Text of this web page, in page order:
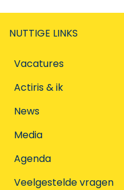
NUTTIGE LINKS
Vacatures
Actiris & ik
News
Media
Agenda
Veelgestelde vragen